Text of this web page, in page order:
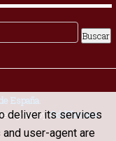
España
byOddThemes
deliver its services
user-agent are